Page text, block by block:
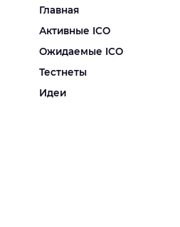
Главная
Активные ICO
Ожидаемые ICO
Тестнеты
Идеи